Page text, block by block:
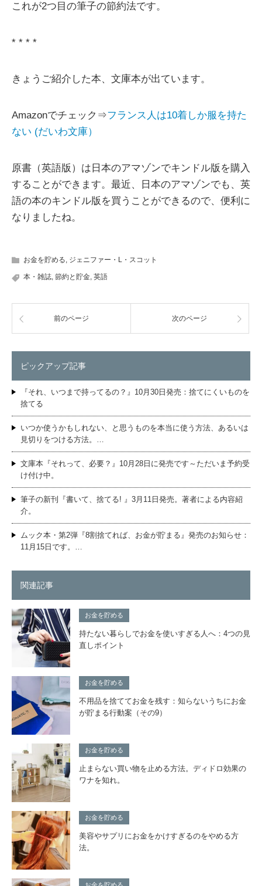
これが2つ目の筆子の節約法です。
* * * *
きょうご紹介した本、文庫本が出ています。
Amazonでチェック⇒フランス人は10着しか服を持た
ない (だいわ文庫）
原書（英語版）は日本のアマゾンでキンドル版を購入
することができます。最近、日本のアマゾンでも、英
語の本のキンドル版を買うことができるので、便利に
なりましたね。
お金を貯める, ジェニファー・L・スコット
本・雑誌, 節約と貯金, 英語
前のページ 次のページ
ピックアップ記事
『それ、いつまで持ってるの？』10月30日発売：捨てにくいものを
捨てる
いつか使うかもしれない、と思うものを本当に使う方法、あるいは
見切りをつける方法。…
文庫本『それって、必要？』10月28日に発売です～ただいま予約受
け付け中。
筆子の新刊『書いて、捨てる! 』3月11日発売。著者による内容紹
介。
ムック本・第2弾『8割捨てれば、お金が貯まる』発売のお知らせ：
11月15日です。…
関連記事
お金を貯める
持たない暮らしでお金を使いすぎる人へ：4つの見
直しポイント
お金を貯める
不用品を捨ててお金を残す：知らないうちにお金
が貯まる行動案（その9）
お金を貯める
止まらない買い物を止める方法。ディドロ効果の
ワナを知れ。
お金を貯める
美容やサプリにお金をかけすぎるのをやめる方
法。